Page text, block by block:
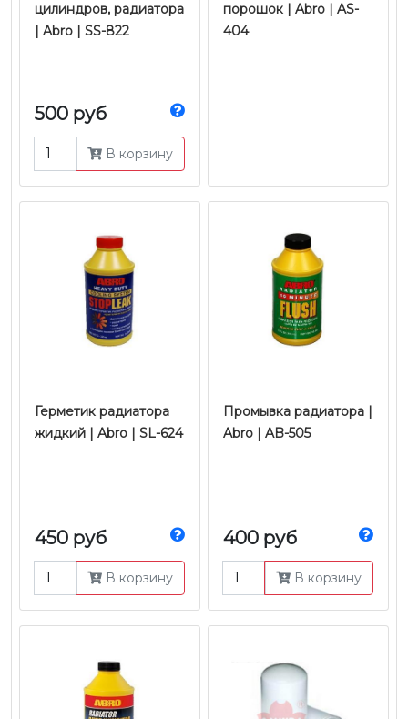
цилиндров, радиатора
| Abro | SS-822
500 руб
В корзину
порошок | Abro | AS-
404
Герметик радиатора
жидкий | Abro | SL-624
450 руб
В корзину
Промывка радиатора |
Abro | AB-505
400 руб
В корзину